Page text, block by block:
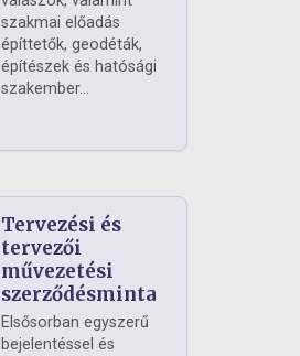
szakmai előadás
építtetők, geodéták,
építészek és hatósági
szakember...
Tervezési és
tervezői
művezetési
szerződésminta
Elsősorban egyszerű
bejelentéssel és